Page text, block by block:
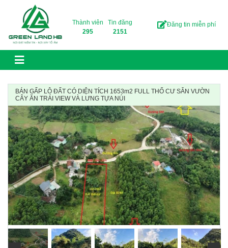
Skip to content
Thành viên
295
Tin đăng
2151
Đăng tin miễn phí
BÁN GẤP LÔ ĐẤT CÓ DIỆN TÍCH 1653m2 FULL THỔ CƯ SẴN VƯỜN
CÂY ĂN TRÁI VIEW VÀ LƯNG TỰA NÚI